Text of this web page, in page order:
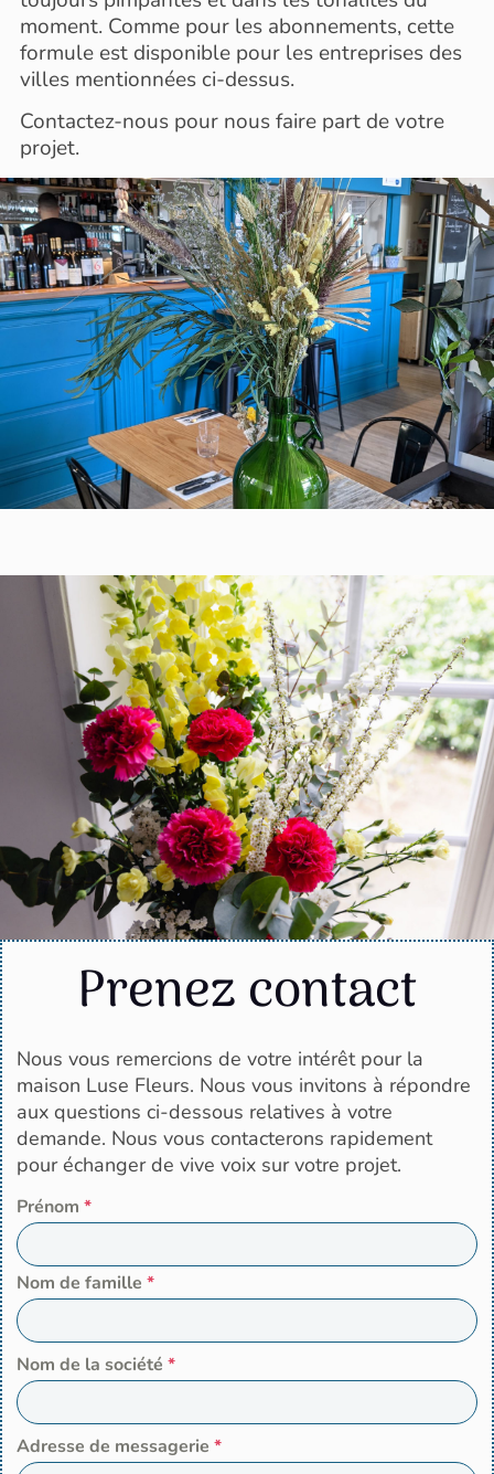
moment. Comme pour les abonnements, cette
formule est disponible pour les entreprises des
villes mentionnées ci-dessus.
Contactez-nous pour nous faire part de votre
projet.
Prenez contact
Nous vous remercions de votre intérêt pour la
maison Luse Fleurs. Nous vous invitons à répondre
aux questions ci-dessous relatives à votre
demande. Nous vous contacterons rapidement
pour échanger de vive voix sur votre projet.
Prénom*
Nom de famille*
Nom de la société*
Adresse de messagerie*